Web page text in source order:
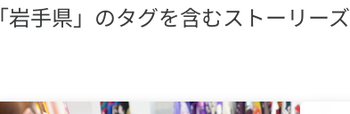
「岩手県」のタグを含むストーリーズ